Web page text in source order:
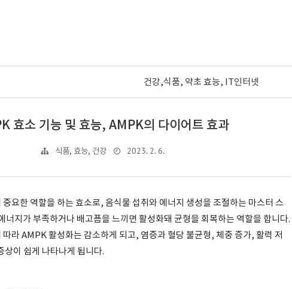
건강,식품, 약초 효능, IT인터넷
효소 기능 및 효능, AMPK의 다이어트 효과
식품, 효능, 건강 2023. 2. 6.
요한 역할을 하는 효소로, 음식물 섭취와 에너지 생성을 조절하는 마스터 스
너지가 부족하거나 배고픔을 느끼면 활성화돼 균형을 회복하는 역할을 합니다.
라 AMPK 활성화는 감소하게 되고, 염증과 혈당 불균형, 체중 증가, 활력 저
상이 쉽게 나타나게 됩니다.